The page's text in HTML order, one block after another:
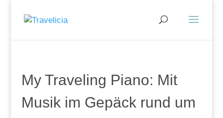
My Traveling Piano: Mit
Musik im Gepäck rund um